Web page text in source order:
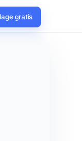
gratis